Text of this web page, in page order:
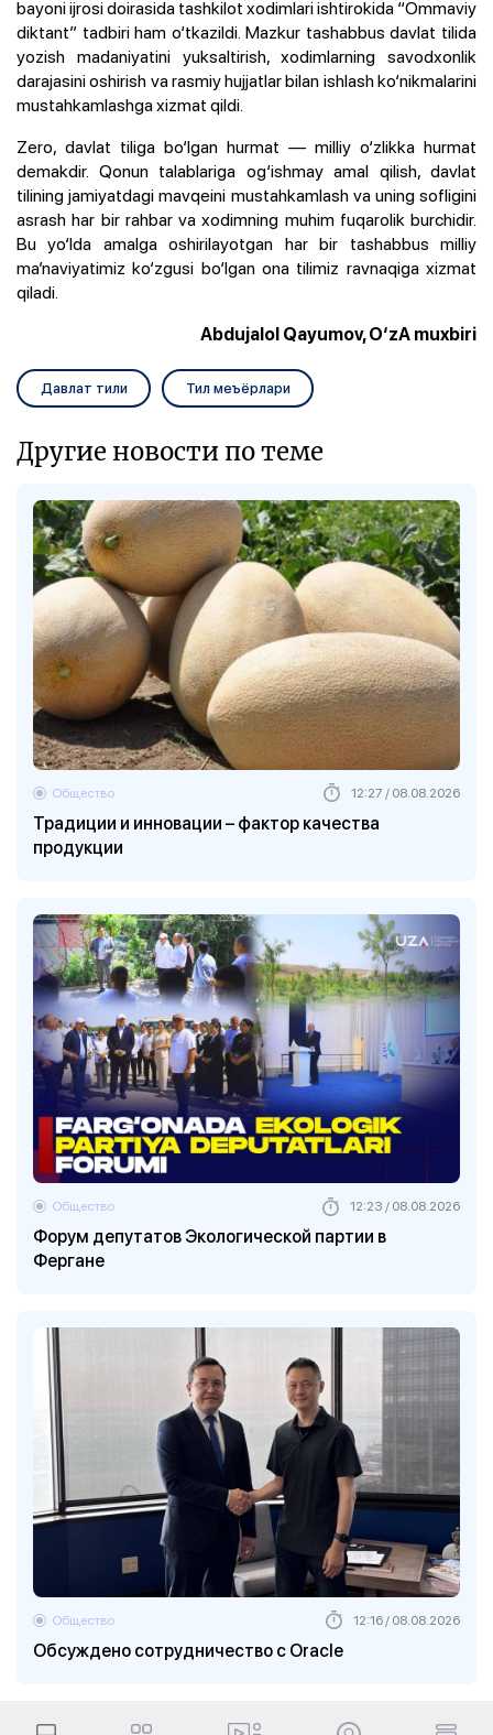
bayoni ijrosi doirasida tashkilot xodimlari ishtirokida “Ommaviy
diktant” tadbiri ham o‘tkazildi. Mazkur tashabbus davlat tilida
yozish madaniyatini yuksaltirish, xodimlarning savodxonlik
darajasini oshirish va rasmiy hujjatlar bilan ishlash ko‘nikmalarini
mustahkamlashga xizmat qildi.
Zero, davlat tiliga bo‘lgan hurmat — milliy o‘zlikka hurmat
demakdir. Qonun talablariga og‘ishmay amal qilish, davlat
tilining jamiyatdagi mavqeini mustahkamlash va uning sofligini
asrash har bir rahbar va xodimning muhim fuqarolik burchidir.
Bu yo‘lda amalga oshirilayotgan har bir tashabbus milliy
ma’naviyatimiz ko‘zgusi bo‘lgan ona tilimiz ravnaqiga xizmat
qiladi.
Abdujalol Qayumov, O‘zA muxbiri
Давлат тили Тил меъёрлари
Другие новости по теме
Традиции и инновации – фактор качества
продукции
Общество 12:27 / 08.08.2026
Форум депутатов Экологической партии в
Фергане
Общество 12:23 / 08.08.2026
Обсуждено сотрудничество с Oracle
Общество 12:16 / 08.08.2026